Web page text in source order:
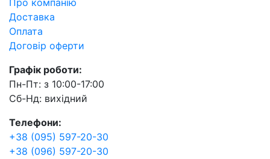
Про компанію
Доставка
Оплата
Договір оферти
Графік роботи:
Пн-Пт: з 10:00-17:00
Сб-Нд: вихідний
Телефони:
+38 (095) 597-20-30
+38 (096) 597-20-30